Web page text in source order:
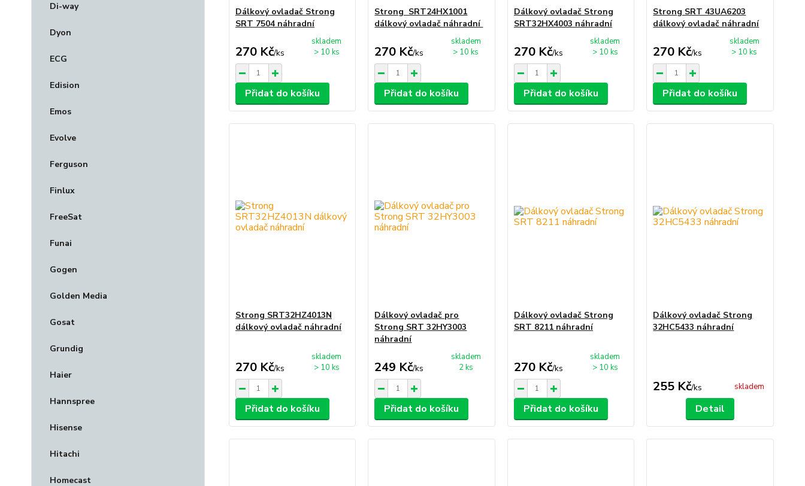
Di-way
Dyon
ECG
Edision
Emos
Evolve
Ferguson
Finlux
FreeSat
Funai
Gogen
Golden Media
Gosat
Grundig
Haier
Hannspree
Hisense
Hitachi
Homecast
Dálkový ovladač Strong
SRT 7504 náhradní
270 Kč/ks
skladem
> 10 ks
Přidat do košíku
Strong SRT24HX1001
dálkový ovladač náhradní
270 Kč/ks
skladem
> 10 ks
Přidat do košíku
Dálkový ovladač Strong
SRT32HX4003 náhradní
270 Kč/ks
skladem
> 10 ks
Přidat do košíku
Strong SRT 43UA6203
dálkový ovladač náhradní
270 Kč/ks
skladem
> 10 ks
Přidat do košíku
Strong SRT32HZ4013N
dálkový ovladač náhradní
270 Kč/ks
skladem
> 10 ks
Přidat do košíku
Dálkový ovladač pro
Strong SRT 32HY3003
náhradní
249 Kč/ks
skladem
2 ks
Přidat do košíku
Dálkový ovladač Strong
SRT 8211 náhradní
270 Kč/ks
skladem
> 10 ks
Přidat do košíku
Dálkový ovladač Strong
32HC5433 náhradní
255 Kč/ks skladem
Detail